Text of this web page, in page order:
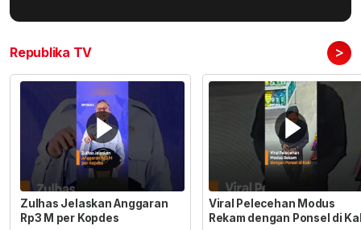
Republika TV >
Zulhas Jelaskan Anggaran
Rp3 M per Kopdes
Viral Pelecehan Modus
Rekam dengan Ponsel di